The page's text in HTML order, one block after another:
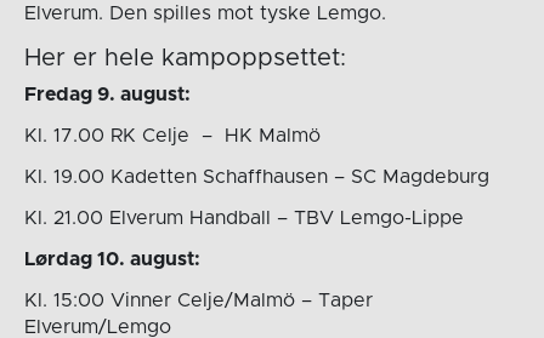
Elverum. Den spilles mot tyske Lemgo.
Her er hele kampoppsettet:
Fredag 9. august:
Kl. 17.00 RK Celje – HK Malmö
Kl. 19.00 Kadetten Schaffhausen – SC Magdeburg
Kl. 21.00 Elverum Handball – TBV Lemgo-Lippe
Lørdag 10. august:
Kl. 15:00 Vinner Celje/Malmö – Taper
Elverum/Lemgo